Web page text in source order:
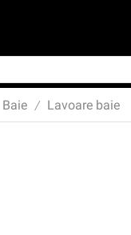
Baie / Lavoare baie